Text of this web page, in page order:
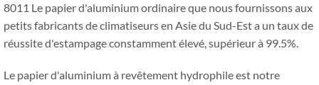
8011 Le papier d'aluminium ordinaire que nous fournissons aux
petits fabricants de climatiseurs en Asie du Sud-Est a un taux de
réussite d'estampage constamment élevé, supérieur à 99.5%.
Le papier d'aluminium à revêtement hydrophile est notre